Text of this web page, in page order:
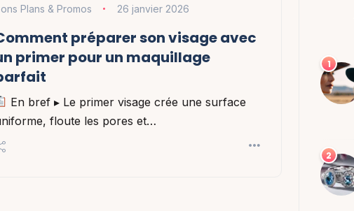
Plans & Promos 26 janvier 2026
préparer son visage avec
primer pour un maquillage
En bref ▸ Le primer visage crée une surface
floute les pores et…